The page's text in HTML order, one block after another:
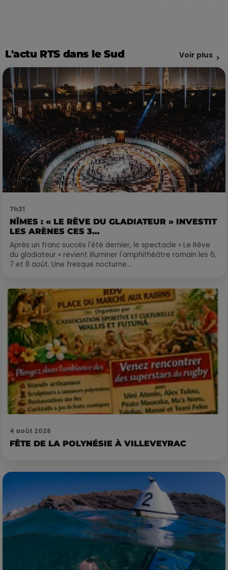
L'actu RTS dans le Sud Voir plus
7h21
NÎMES : « LE RÊVE DU GLADIATEUR » INVESTIT
LES ARÈNES CES 3...
Après un franc succès l'été dernier, le spectacle « Le Rêve
du gladiateur » revient illuminer l'amphithéâtre romain les 6,
7 et 8 août. Une fresque nocturne...
4 août 2026
FÊTE DE LA POLYNÉSIE À VILLEVEYRAC